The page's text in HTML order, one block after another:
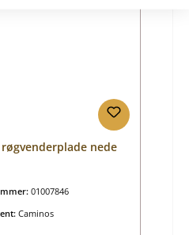
nede
01007846
Caminos